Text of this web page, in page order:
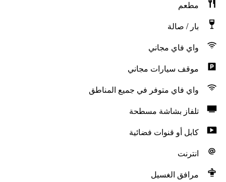
مطعم
بار / صالة
واي فاي مجاني
موقف سيارات مجاني
واي فاي متوفر في جميع المناطق
تلفاز بشاشة مسطحة
كابل أو قنوات فضائية
انترنت
مرافق الغسيل